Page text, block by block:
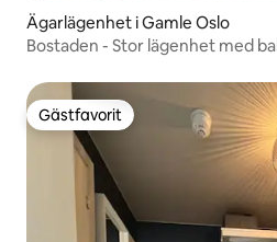
Ägarlägenhet i Gamle Oslo
Bostaden - Stor lägenhet med
Gästfavorit
Gästfavorit